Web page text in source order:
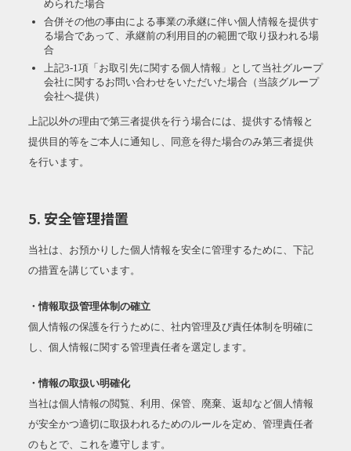
められた場合
合併その他の事由による事業の承継に伴い個人情報を提供す
る場合であって、承継前の利用目的の範囲で取り扱われる場
合
上記3-1項「お取引先に関する個人情報」として当社グループ
会社に関するお問い合わせをいただいた場合（当該グループ
会社へ提供）
上記以外の理由で第三者提供を行う場合には、提供する情報と
提供目的等をご本人に通知し、同意を得た場合のみ第三者提供
を行います。
5. 安全管理措置
当社は、お預かりした個人情報を安全に管理するために、下記
の措置を講じています。
・情報取扱管理体制の確立
個人情報の保護を行うために、社内管理及び責任体制を明確に
し、個人情報に関する管理責任者を選定します。
・情報の取扱い明確化
当社は個人情報の閲覧、利用、保管、廃棄、返却など個人情報
が安全かつ適切に取扱われるためのルールを定め、管理責任者
のもとで、これを遵守します。